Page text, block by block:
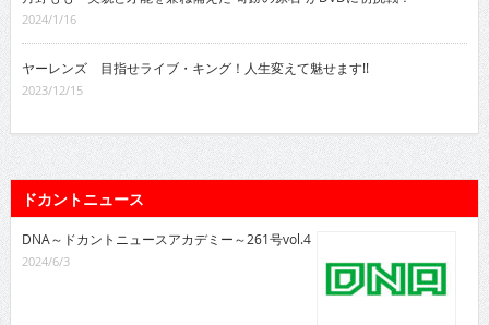
2024/1/16
ヤーレンズ 目指せライブ・キング！人生変えて魅せます!!
2023/12/15
ドカントニュース
DNA～ドカントニュースアカデミー～261号vol.4
2024/6/3